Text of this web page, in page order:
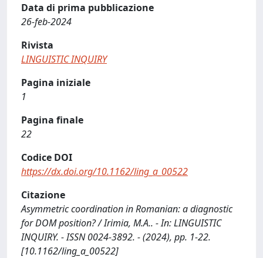
Data di prima pubblicazione
26-feb-2024
Rivista
LINGUISTIC INQUIRY
Pagina iniziale
1
Pagina finale
22
Codice DOI
https://dx.doi.org/10.1162/ling_a_00522
Citazione
Asymmetric coordination in Romanian: a diagnostic
for DOM position? / Irimia, M.A.. - In: LINGUISTIC
INQUIRY. - ISSN 0024-3892. - (2024), pp. 1-22.
[10.1162/ling_a_00522]